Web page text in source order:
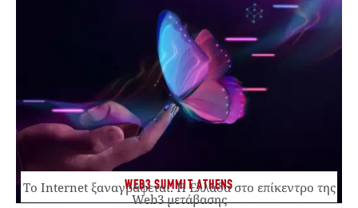
WEB3 SUMMIT ATHENS
Το Internet ξαναγράφεται. Η Ελλάδα στο επίκεντρο της
Web3 μετάβασης